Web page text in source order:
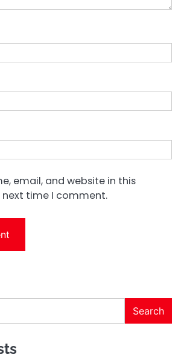
email, and website in this
time I comment.
Search